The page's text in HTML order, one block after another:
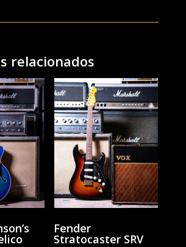
relacionados
Fender
Stratocaster SRV